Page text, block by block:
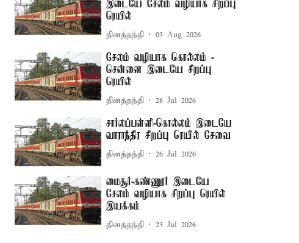
இடையே சேலம் வழியாக சிறப்பு
ரெயில்
தினத்தந்தி 03 Aug 2026
சேலம் வழியாக கொல்லம் -
சென்னை இடையே சிறப்பு
ரெயில்
தினத்தந்தி 28 Jul 2026
சார்லப்பள்ளி-கொல்லம் இடையே
வாராந்திர சிறப்பு ரெயில் சேவை
தினத்தந்தி 26 Jul 2026
மைசூர்-கண்ணூர் இடையே
சேலம் வழியாக சிறப்பு ரெயில்
இயக்கம்
தினத்தந்தி 23 Jul 2026